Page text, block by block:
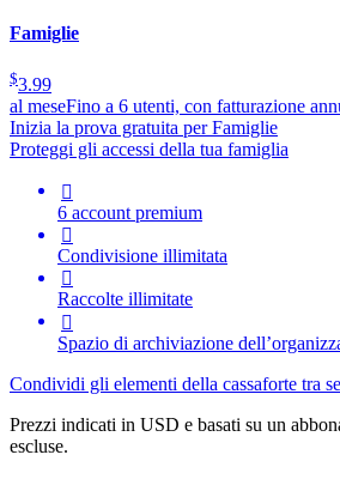
Famiglie
$3.99
al meseFino a 6 utenti, con fatturazione
Inizia la prova gratuita per Famiglie
Proteggi gli accessi della tua famiglia

6 account premium

Condivisione illimitata

Raccolte illimitate

Spazio di archiviazione
Condividi gli elementi della cassaforte tra
Prezzi indicati in USD e basati su un
escluse.